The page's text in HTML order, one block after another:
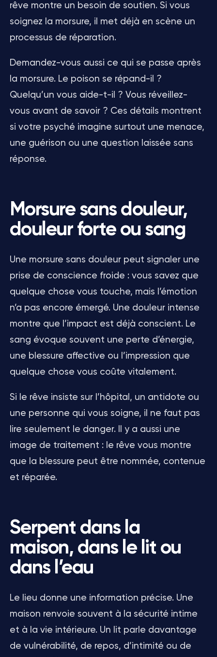
rêve montre un besoin de soutien. Si vous
soignez la morsure, il met déjà en scène un
processus de réparation.
Demandez-vous aussi ce qui se passe après
la morsure. Le poison se répand-il ?
Quelqu’un vous aide-t-il ? Vous réveillez-
vous avant de savoir ? Ces détails montrent
si votre psyché imagine surtout une menace,
une guérison ou une question laissée sans
réponse.
Morsure sans douleur,
douleur forte ou sang
Une morsure sans douleur peut signaler une
prise de conscience froide : vous savez que
quelque chose vous touche, mais l’émotion
n’a pas encore émergé. Une douleur intense
montre que l’impact est déjà conscient. Le
sang évoque souvent une perte d’énergie,
une blessure affective ou l’impression que
quelque chose vous coûte vitalement.
Si le rêve insiste sur l’hôpital, un antidote ou
une personne qui vous soigne, il ne faut pas
lire seulement le danger. Il y a aussi une
image de traitement : le rêve vous montre
que la blessure peut être nommée, contenue
et réparée.
Serpent dans la
maison, dans le lit ou
dans l’eau
Le lieu donne une information précise. Une
maison renvoie souvent à la sécurité intime
et à la vie intérieure. Un lit parle davantage
de vulnérabilité, de repos, d’intimité ou de